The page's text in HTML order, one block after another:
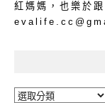
紅媽媽，也樂於
分